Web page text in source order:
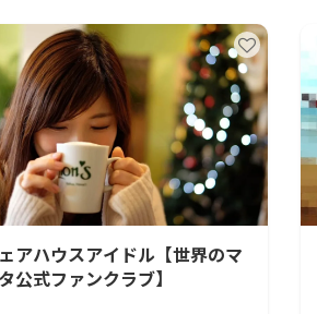
アハウスアイドル【世界のマ
公式ファンクラブ】